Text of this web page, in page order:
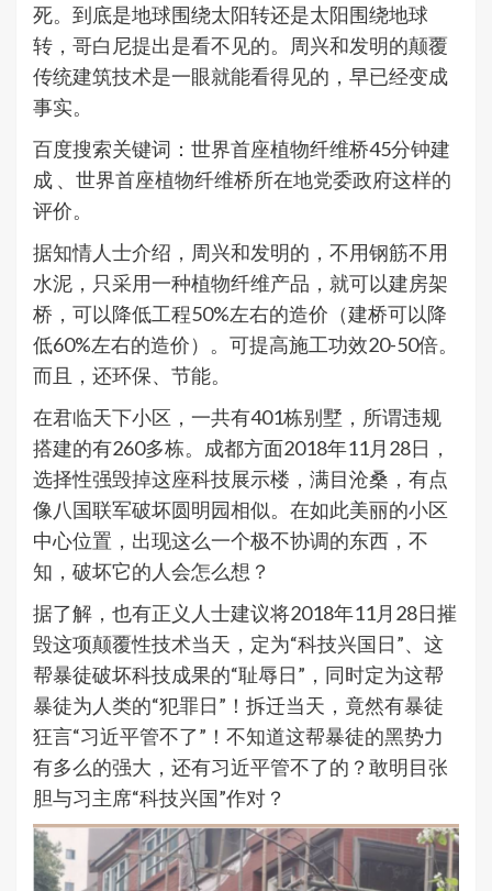
死。到底是地球围绕太阳转还是太阳围绕地球
转，哥白尼提出是看不见的。周兴和发明的颠覆
传统建筑技术是一眼就能看得见的，早已经变成
事实。
百度搜索关键词：世界首座植物纤维桥45分钟建
成 、世界首座植物纤维桥所在地党委政府这样的
评价。
据知情人士介绍，周兴和发明的，不用钢筋不用
水泥，只采用一种植物纤维产品，就可以建房架
桥，可以降低工程50%左右的造价（建桥可以降
低60%左右的造价）。可提高施工功效20-50倍。
而且，还环保、节能。
在君临天下小区，一共有401栋别墅，所谓违规
搭建的有260多栋。成都方面2018年11月28日，
选择性强毁掉这座科技展示楼，满目沧桑，有点
像八国联军破坏圆明园相似。在如此美丽的小区
中心位置，出现这么一个极不协调的东西，不
知，破坏它的人会怎么想？
据了解，也有正义人士建议将2018年11月28日摧
毁这项颠覆性技术当天，定为“科技兴国日”、这
帮暴徒破坏科技成果的“耻辱日”，同时定为这帮
暴徒为人类的“犯罪日”！拆迁当天，竟然有暴徒
狂言“习近平管不了”！不知道这帮暴徒的黑势力
有多么的强大，还有习近平管不了的？敢明目张
胆与习主席“科技兴国”作对？